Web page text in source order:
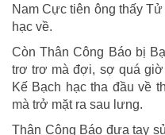
Nam Cực tiên ông thấy
hạc về.
Còn Thân Công Báo bị
trơ trơ mà đợi, sợ quá giờ
Kế Bạch hạc tha đầu về
mà trở mặt ra sau lưng.
Thân Công Báo đưa tay